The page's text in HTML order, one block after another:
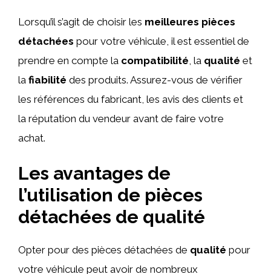
Lorsqu’il s’agit de choisir les meilleures pièces
détachées pour votre véhicule, il est essentiel de
prendre en compte la compatibilité , la qualité et
la fiabilité des produits. Assurez-vous de vérifier
les références du fabricant, les avis des clients et
la réputation du vendeur avant de faire votre
achat.
Les avantages de
l’utilisation de pièces
détachées de qualité
Opter pour des pièces détachées de qualité pour
votre véhicule peut avoir de nombreux